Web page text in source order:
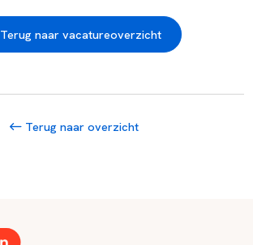
Terug naar vacatureoverzicht
Terug naar overzicht